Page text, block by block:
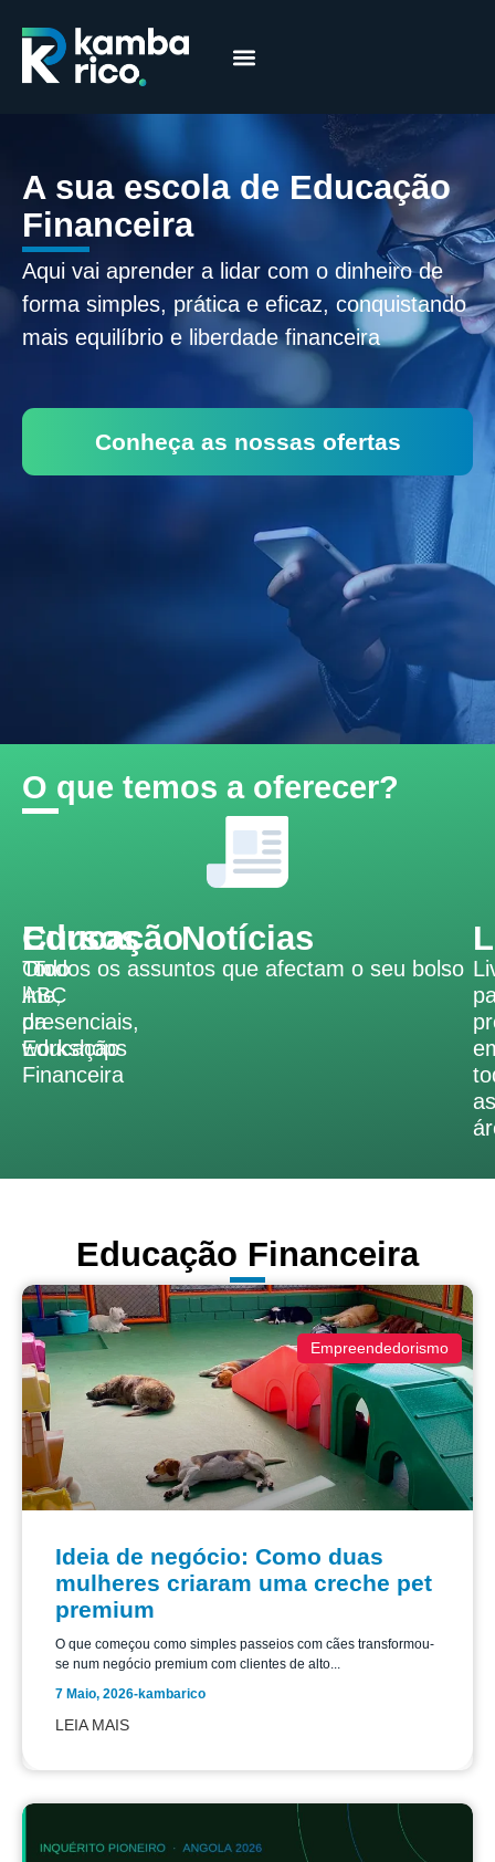
A sua escola de Educação
Financeira
Aqui vai aprender a lidar com o dinheiro de
forma simples, prática e eficaz, conquistando
mais equilíbrio e liberdade financeira
Conheça as nossas ofertas
O que temos a oferecer?
Educação
Todo
ABC
da
Educação
Financeira
Cursos
On-
line,
presenciais,
workshops
Notícias
Todos os assuntos que afectam o seu bolso
as
Educação Financeira
Empreendedorismo
Ideia de negócio: Como duas
mulheres criaram uma creche pet
premium
O que começou como simples passeios com cães transformou-
se num negócio premium com clientes de alto...
7 Maio, 2026-kambarico
LEIA MAIS